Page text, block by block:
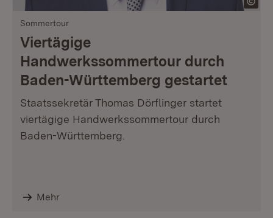
Sommertour
Viertägige
Handwerkssommertour durch
Baden-Württemberg gestartet
Staatssekretär Thomas Dörflinger startet
viertägige Handwerkssommertour durch
Baden-Württemberg.
Mehr